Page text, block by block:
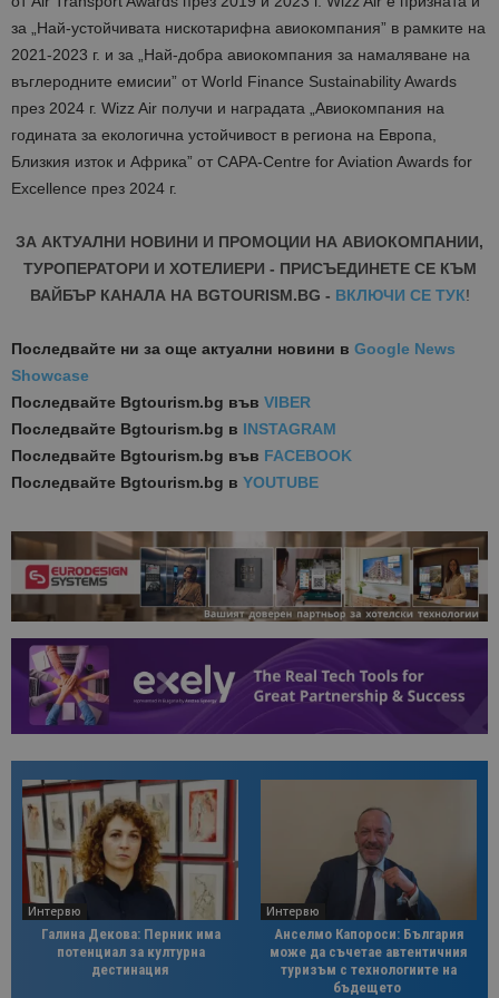
за „Най-устойчивата нискотарифна авиокомпания” в рамките на
2021-2023 г. и за „Най-добра авиокомпания за намаляване на
въглеродните емисии” от World Finance Sustainability Awards
през 2024 г. Wizz Air получи и наградата „Авиокомпания на
годината за екологична устойчивост в региона на Европа,
Близкия изток и Африка” от CAPA-Centre for Aviation Awards for
Excellence през 2024 г.
ЗА АКТУАЛНИ НОВИНИ И ПРОМОЦИИ НА АВИОКОМПАНИИ,
ТУРОПЕРАТОРИ И ХОТЕЛИЕРИ - ПРИСЪЕДИНЕТЕ СЕ КЪМ
ВАЙБЪР КАНАЛА НА BGTOURISM.BG - ВКЛЮЧИ СЕ ТУК!
Последвайте ни за още актуални новини в Google News
Showcase
Последвайте Bgtourism.bg във VIBER
Последвайте Bgtourism.bg в INSTAGRAM
Последвайте Bgtourism.bg във FACEBOOK
Последвайте Bgtourism.bg в YOUTUBE
Интервю
Галина Декова: Перник има
потенциал за културна
дестинация
Интервю
Анселмо Капороси: България
може да съчетае автентичния
туризъм с технологиите на
бъдещето